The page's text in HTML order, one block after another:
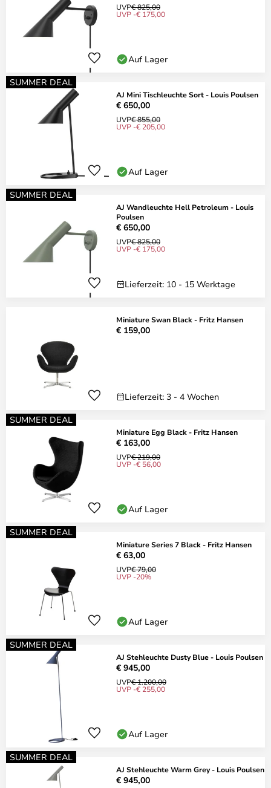
UVP€ 825,00
UVP -€ 175,00
Auf Lager
SUMMER DEAL
AJ Mini Tischleuchte Sort - Louis Poulsen
€ 650,00
UVP€ 855,00
UVP -€ 205,00
Auf Lager
SUMMER DEAL
AJ Wandleuchte Hell Petroleum - Louis
Poulsen
€ 650,00
UVP€ 825,00
UVP -€ 175,00
Lieferzeit: 10 - 15 Werktage
Miniature Swan Black - Fritz Hansen
€ 159,00
Lieferzeit: 3 - 4 Wochen
SUMMER DEAL
Miniature Egg Black - Fritz Hansen
€ 163,00
UVP€ 219,00
UVP -€ 56,00
Auf Lager
SUMMER DEAL
Miniature Series 7 Black - Fritz Hansen
€ 63,00
UVP€ 79,00
UVP -20%
Auf Lager
SUMMER DEAL
AJ Stehleuchte Dusty Blue - Louis Poulsen
€ 945,00
UVP€ 1.200,00
UVP -€ 255,00
Auf Lager
SUMMER DEAL
AJ Stehleuchte Warm Grey - Louis Poulsen
€ 945,00